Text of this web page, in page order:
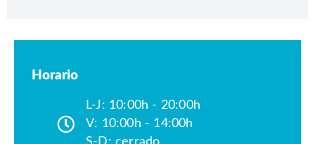
Horario
L-J: 10:00h - 20:00h
V: 10:00h - 14:00h
S-D: cerrado